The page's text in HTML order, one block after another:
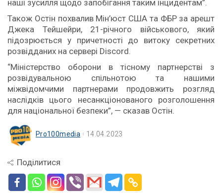
наші зусилля щодо запобігання таким інцидентам”.
Також Остін похвалив Мін’юст США та ФБР за арешт
Джека Тейшейри, 21-річного військового, який
підозрюється у причетності до витоку секретних
розвідданих на сервері Discord.
“Міністерство оборони в тісному партнерстві з
розвідувальною спільнотою та нашими
міжвідомчими партнерами продовжить розгляд
наслідків цього несанкціонованого розголошення
для національної безпеки”, — сказав Остін.
Pro100media 14.04.2023
Поділитися